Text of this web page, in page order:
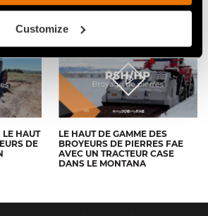
Customize
FAE
HAUT
DE
LE HAUT DE GAMME DES
BROYEURS DE PIERRES FAE
AVEC UN TRACTEUR CASE
DANS LE MONTANA